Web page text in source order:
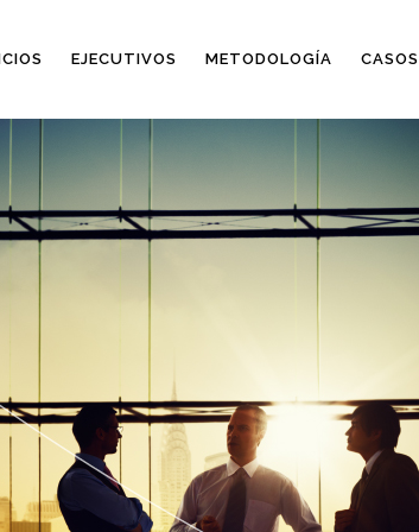
EJECUTIVOS METODOLOGÍA CASOS